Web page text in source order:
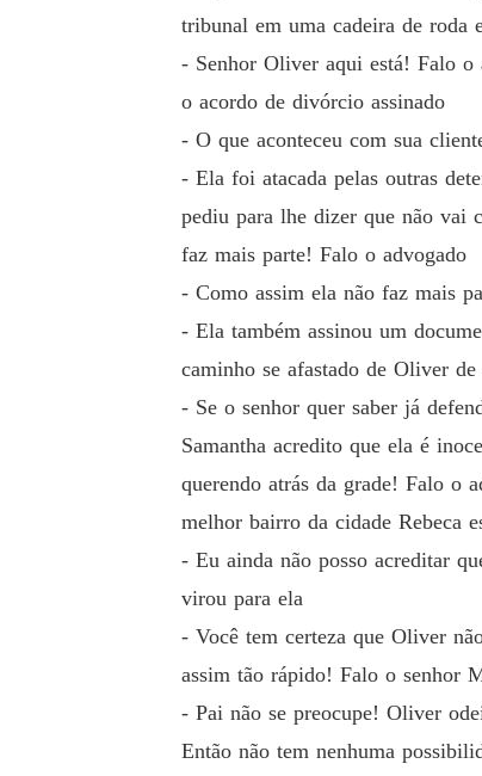
tribunal em uma cadeira de roda
- Senhor Oliver aqui está! Falo o
o acordo de divórcio assinado
- O que aconteceu com sua
- Ela foi atacada pelas outras
pediu para lhe dizer que não vai
faz mais parte! Falo o advogado
- Como assim ela não faz mais
- Ela também assinou um
caminho se afastado de Oliver
- Se o senhor quer saber já
Samantha acredito que ela é
querendo atrás da grade! Falo o
melhor bairro da cidade Rebeca
- Eu ainda não posso acreditar
virou para ela
- Você tem certeza que Oliver
assim tão rápido! Falo o senhor
- Pai não se preocupe! Oliver
Então não tem nenhuma